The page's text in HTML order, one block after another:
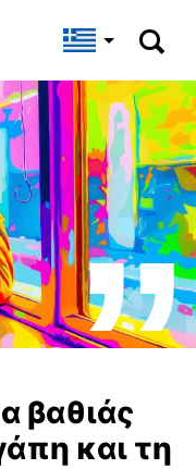
βαθιάς
και τη